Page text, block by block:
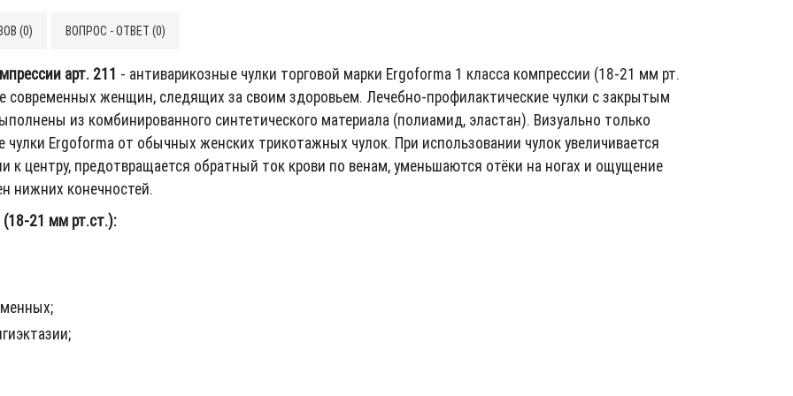
(0) ВОПРОС - ОТВЕТ (0)
арт. 211 - антиварикозные чулки торговой марки Ergoforma 1 класса компрессии (18-21 мм рт.
современных женщин, следящих за своим здоровьем. Лечебно-профилактические чулки с закрытым
из комбинированного синтетического материала (полиамид, эластан). Визуально только
Ergoforma от обычных женских трикотажных чулок. При использовании чулок увеличивается
к центру, предотвращается обратный ток крови по венам, уменьшаются отёки на ногах и ощущение
нижних конечностей.
21 мм рт.ст.):